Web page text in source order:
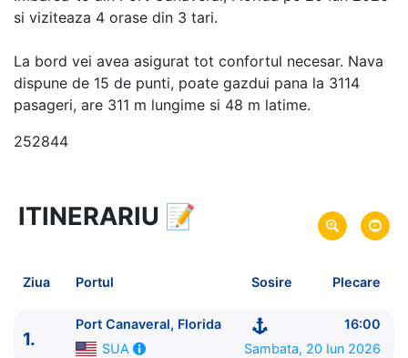
si viziteaza 4 orase din 3 tari.
La bord vei avea asigurat tot confortul necesar. Nava
dispune de 15 de punti, poate gazdui pana la 3114
pasageri, are 311 m lungime si 48 m latime.
252844
7 zile vacanta de croaziera in
link oferta
Plecare pe 20 Iun 2026
din Port Canaveral, Florida,
Sosire pe 26 Iun 2026 in Port Canaveral, Florida,
SUA
ITINERARIU 📝
Ziua Portul Sosire Plecare
1.
Port Canaveral, Florida
16:00
SUA
Sambata, 20 Iun 2026